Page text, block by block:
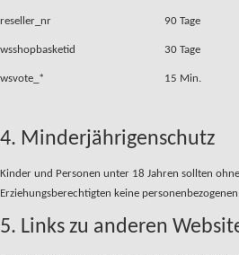
reseller_nr 90 Tage
wsshopbasketid 30 Tage
wsvote_* 15 Min.
4. Minderjährigenschutz
Kinder und Personen unter 18 Jahren sollten
Erziehungsberechtigten keine
5. Links zu anderen